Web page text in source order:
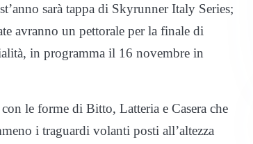
sarà tappa di Skyrunner Italy Series;
avranno un pettorale per la finale di
in programma il 16 novembre in
le forme di Bitto, Latteria e Casera che
i traguardi volanti posti all’altezza